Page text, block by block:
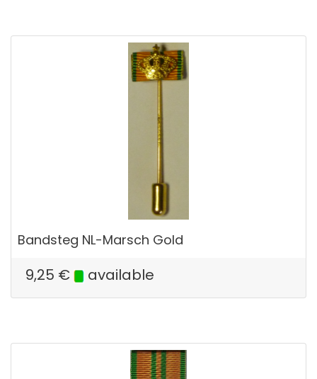
Bandsteg NL-Marsch Gold
9,25 € available